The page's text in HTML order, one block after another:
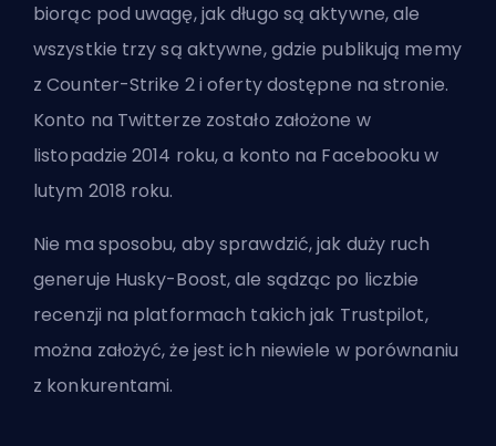
biorąc pod uwagę, jak długo są aktywne, ale
wszystkie trzy są aktywne, gdzie publikują memy
z Counter-Strike 2 i oferty dostępne na stronie.
Konto na Twitterze zostało założone w
listopadzie 2014 roku, a konto na Facebooku w
lutym 2018 roku.
Nie ma sposobu, aby sprawdzić, jak duży ruch
generuje Husky-Boost, ale sądząc po liczbie
recenzji na platformach takich jak Trustpilot,
można założyć, że jest ich niewiele w porównaniu
z konkurentami.